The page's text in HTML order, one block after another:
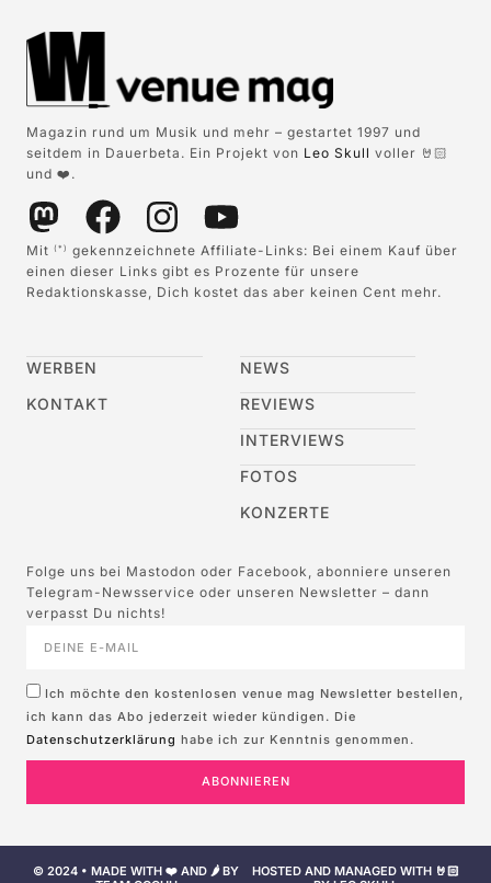
Magazin rund um Musik und mehr – gestartet 1997 und
seitdem in Dauerbeta. Ein Projekt von Leo Skull voller 🤘🏻
und ❤️.
Mit (*)
gekennzeichnete Affiliate-Links: Bei einem Kauf über
einen dieser Links gibt es Prozente für unsere
Redaktionskasse, Dich kostet das aber keinen Cent mehr.
WERBEN
KONTAKT
NEWS
REVIEWS
INTERVIEWS
FOTOS
KONZERTE
Folge uns bei Mastodon oder Facebook, abonniere unseren
Telegram-Newsservice oder unseren Newsletter – dann
verpasst Du nichts!
Ich möchte den kostenlosen venue mag Newsletter bestellen,
ich kann das Abo jederzeit wieder kündigen. Die
Datenschutzerklärung habe ich zur Kenntnis genommen.
ABONNIEREN
© 2024 • MADE WITH ❤️ AND 🌶️ BY
HOSTED AND MANAGED WITH 🤘🏻